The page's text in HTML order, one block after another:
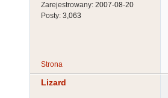
Zarejestrowany: 2007-08-20
Posty: 3,063
Strona
Lizard